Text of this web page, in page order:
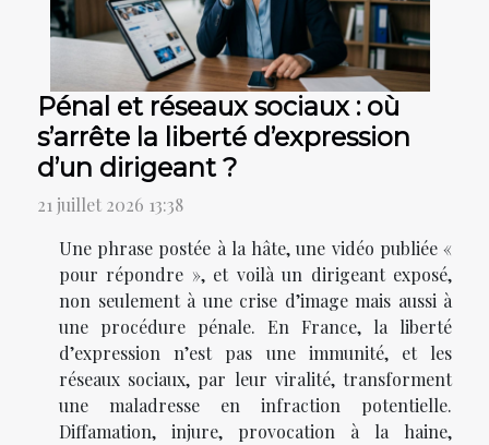
Pénal et réseaux sociaux : où
s’arrête la liberté d’expression
d’un dirigeant ?
21 juillet 2026 13:38
Une phrase postée à la hâte, une vidéo publiée «
pour répondre », et voilà un dirigeant exposé,
non seulement à une crise d’image mais aussi à
une procédure pénale. En France, la liberté
d’expression n’est pas une immunité, et les
réseaux sociaux, par leur viralité, transforment
une maladresse en infraction potentielle.
Diffamation, injure, provocation à la haine,